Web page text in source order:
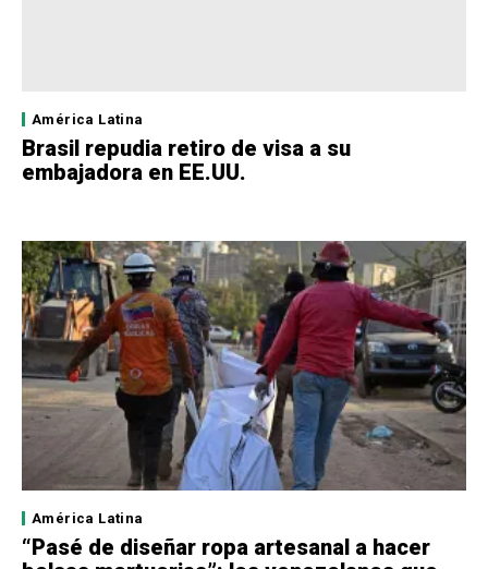
América Latina
Brasil repudia retiro de visa a su
embajadora en EE.UU.
América Latina
“Pasé de diseñar ropa artesanal a hacer